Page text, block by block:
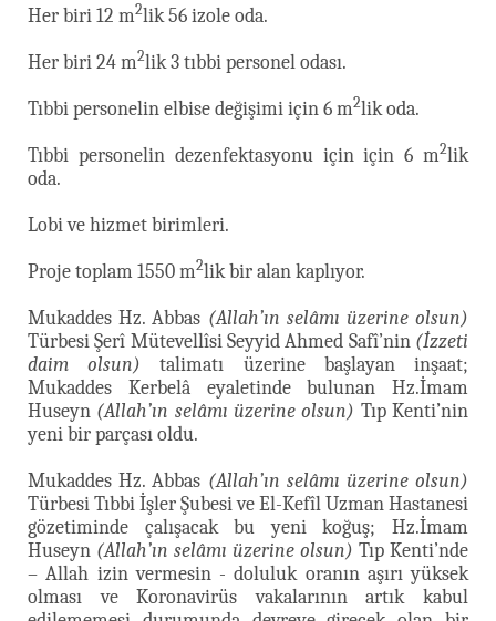
Her biri 12 m2lik 56 izole oda.
Her biri 24 m2lik 3 tıbbi personel odası.
Tıbbi personelin elbise değişimi için 6 m2lik oda.
Tıbbi personelin dezenfektasyonu için için 6 m2lik
oda.
Lobi ve hizmet birimleri.
Proje toplam 1550 m2lik bir alan kaplıyor.
Mukaddes Hz. Abbas (Allah’ın selâmı üzerine olsun)
Türbesi Şerî Mütevellîsi Seyyid Ahmed Safî’nin (İzzeti
daim olsun) talimatı üzerine başlayan inşaat;
Mukaddes Kerbelâ eyaletinde bulunan Hz.İmam
Huseyn (Allah’ın selâmı üzerine olsun) Tıp Kenti’nin
yeni bir parçası oldu.
Mukaddes Hz. Abbas (Allah’ın selâmı üzerine olsun)
Türbesi Tıbbi İşler Şubesi ve El-Kefîl Uzman Hastanesi
gözetiminde çalışacak bu yeni koğuş; Hz.İmam
Huseyn (Allah’ın selâmı üzerine olsun) Tıp Kenti’nde
– Allah izin vermesin - doluluk oranın aşırı yüksek
olması ve Koronavirüs vakalarının artık kabul